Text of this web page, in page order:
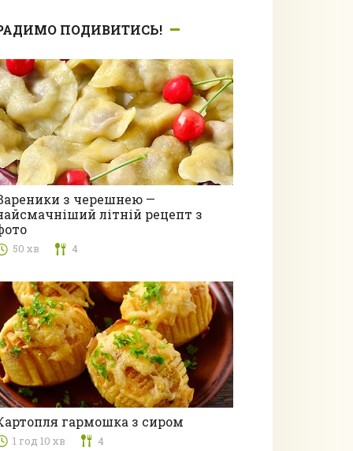
ПОДИВИТИСЬ!
Вареники
з черешнею —
літній рецепт з
50 хв 4
Другі страви
гармошка з сиром
1 год 10 хв 4